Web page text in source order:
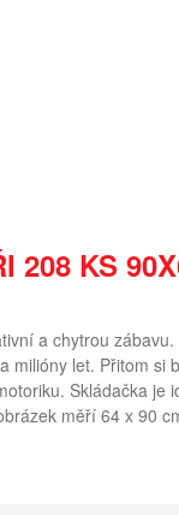
208 KS
a chytrou
milióny let. Přitom si
Skládačka je
měří 64 x 90